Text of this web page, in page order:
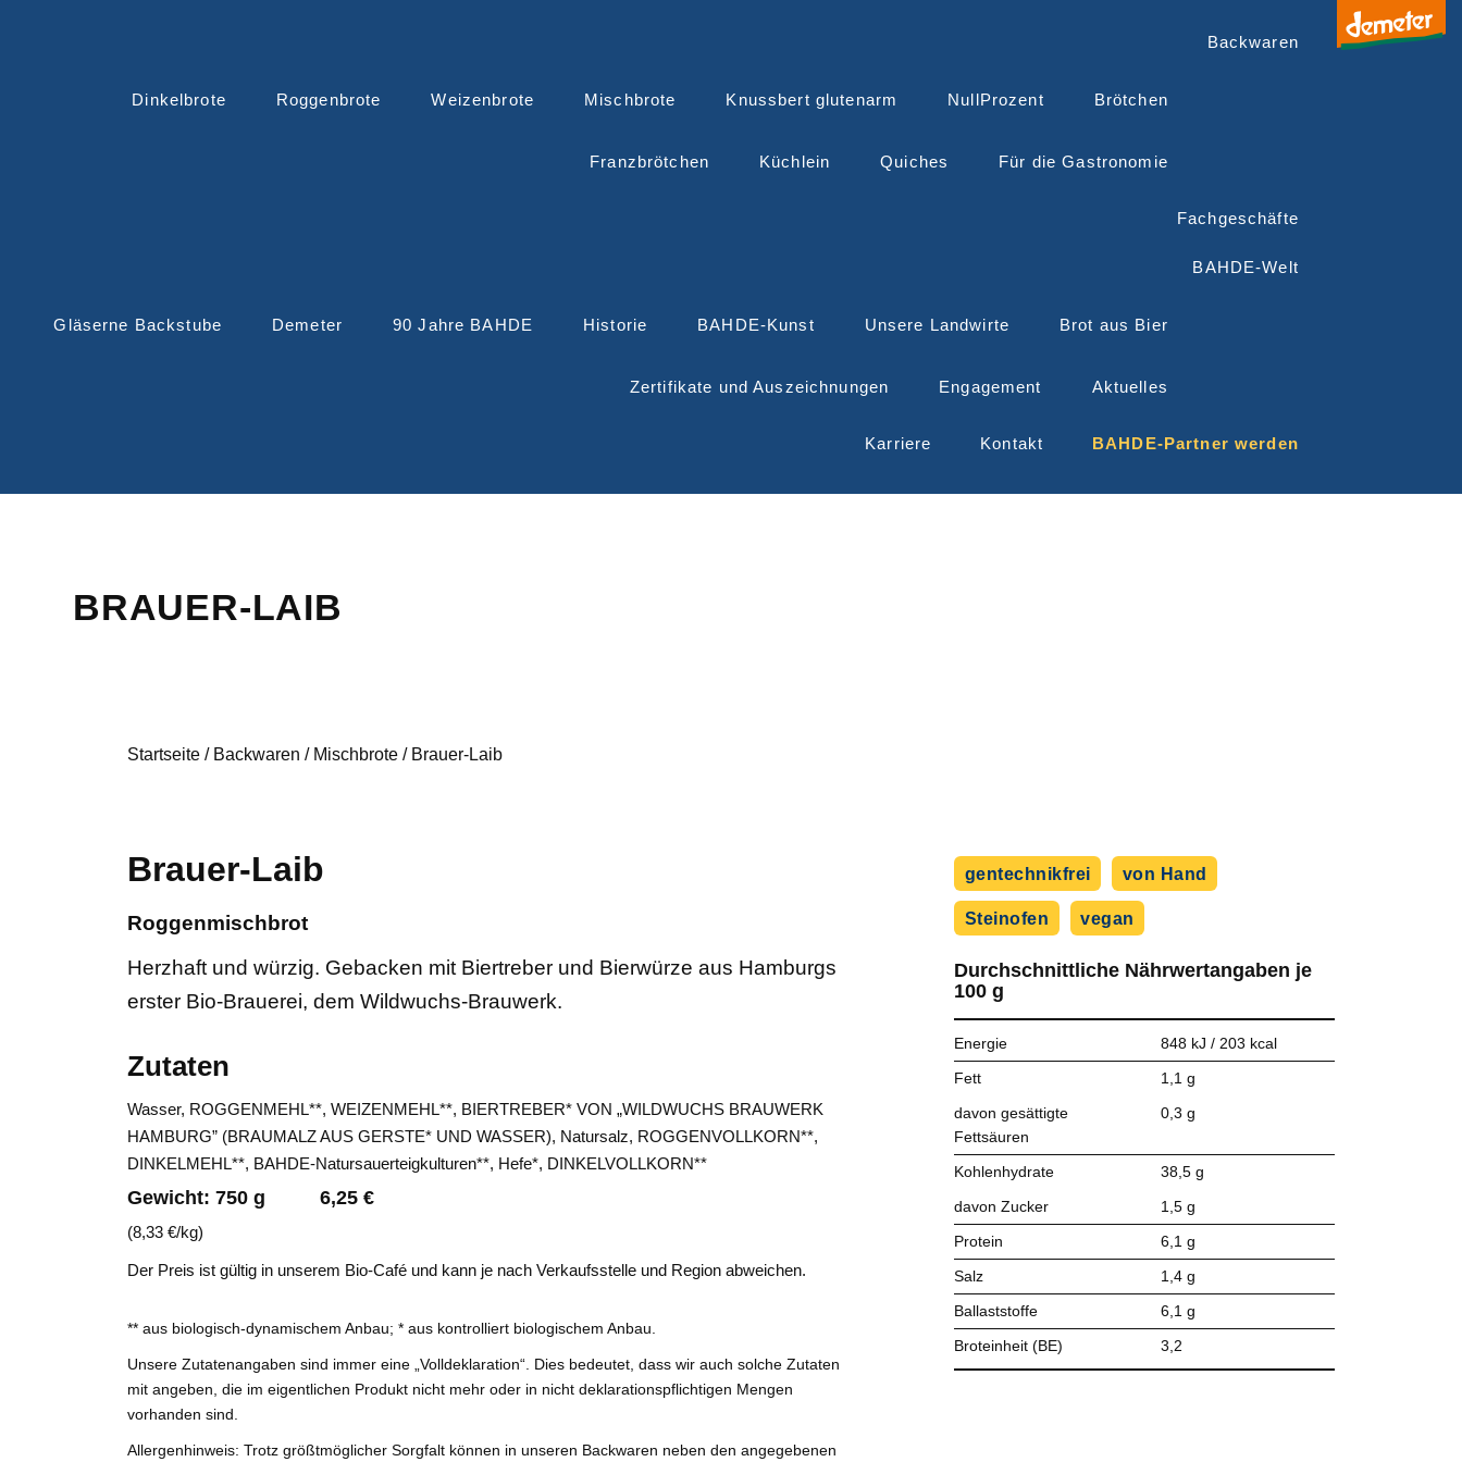
Backwaren
Dinkelbrote Roggenbrote Weizenbrote Mischbrote Knussbert glutenarm NullProzent Brötchen
Franzbrötchen Küchlein Quiches Für die Gastronomie
Fachgeschäfte
BAHDE-Welt
Gläserne Backstube Demeter 90 Jahre BAHDE Historie BAHDE-Kunst Unsere Landwirte Brot aus Bier
Zertifikate und Auszeichnungen Engagement Aktuelles
Karriere Kontakt BAHDE-Partner werden
BRAUER-LAIB
Startseite / Backwaren / Mischbrote / Brauer-Laib
Brauer-Laib
Roggenmischbrot
Herzhaft und würzig. Gebacken mit Biertreber und Bierwürze aus Hamburgs
erster Bio-Brauerei, dem Wildwuchs-Brauwerk.
Zutaten
Wasser, ROGGENMEHL**, WEIZENMEHL**, BIERTREBER* VON „WILDWUCHS BRAUWERK
HAMBURG” (BRAUMALZ AUS GERSTE* UND WASSER), Natursalz, ROGGENVOLLKORN**,
DINKELMEHL**, BAHDE-Natursauerteigkulturen**, Hefe*, DINKELVOLLKORN**
Gewicht: 750 g 6,25 €
(8,33 €/kg)
Der Preis ist gültig in unserem Bio-Café und kann je nach Verkaufsstelle und Region abweichen.
** aus biologisch-dynamischem Anbau; * aus kontrolliert biologischem Anbau.
Unsere Zutatenangaben sind immer eine „Volldeklaration“. Dies bedeutet, dass wir auch solche Zutaten
mit angeben, die im eigentlichen Produkt nicht mehr oder in nicht deklarationspflichtigen Mengen
vorhanden sind.
Allergenhinweis: Trotz größtmöglicher Sorgfalt können in unseren Backwaren neben den angegebenen
gentechnikfrei von Hand
Steinofen vegan
Durchschnittliche Nährwert­angaben je
100 g
Energie
848 kJ / 203 kcal
Fett
1,1 g
davon gesättigte
Fettsäuren
0,3 g
Kohlenhydrate
38,5 g
davon Zucker
1,5 g
Protein
6,1 g
Salz
1,4 g
Ballaststoffe
6,1 g
Broteinheit (BE)
3,2